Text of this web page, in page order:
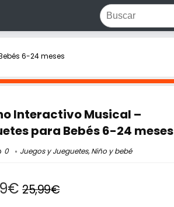
6-24 meses
Interactivo Musical –
para Bebés 6-24 meses
0 Juegos y Jueguetes,Niño y bebé
25,99€